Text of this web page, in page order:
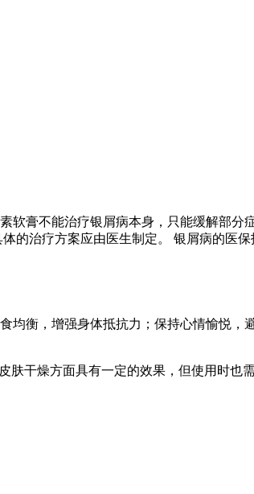
膏不能治疗银屑病本身，只能缓解部分
的治疗方案应由医生制定。 银屑病的医
衡，增强身体抵抗力；保持心情愉悦，
干燥方面具有一定的效果，但使用时也